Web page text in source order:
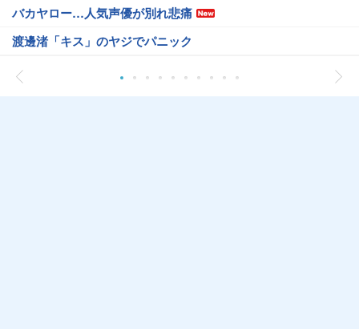
バカヤロー…人気声優が別れ悲痛
渡邊渚「キス」のヤジでパニック